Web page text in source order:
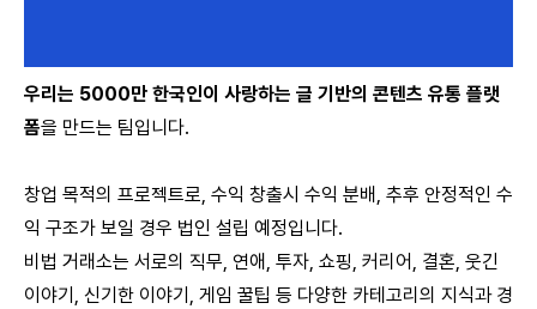
우리는 5000만 한국인이 사랑하는 글 기반의 콘텐츠 유통 플랫
폼을 만드는 팀입니다.
창업 목적의 프로젝트로, 수익 창출시 수익 분배, 추후 안정적인 수
익 구조가 보일 경우 법인 설립 예정입니다.
비법 거래소는 서로의 직무, 연애, 투자, 쇼핑, 커리어, 결혼, 웃긴
이야기, 신기한 이야기, 게임 꿀팁 등 다양한 카테고리의 지식과 경